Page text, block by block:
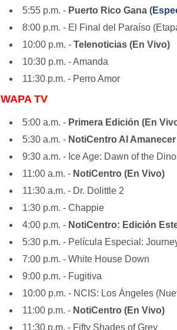
5:55 p.m. - Puerto Rico Gana (
8:00 p.m. - El Final del Paraíso
10:00 p.m. - Telenoticias (En Vivo)
10:30 p.m. - Amanda
11:30 p.m. - Perro Amor
WAPA TV
5:00 a.m. - Primera Edición (En
5:30 a.m. - NotiCentro Al
9:30 a.m. - Ice Age: Dawn of the
11:00 a.m. - NotiCentro (En Vivo)
11:30 a.m. - Dr. Dolittle 2
1:30 p.m. - Chappie
4:00 p.m. - NotiCentro: Edición
5:30 p.m. - Película Especial:
7:00 p.m. - White House Down
9:00 p.m. - Fugitiva
10:00 p.m. - NCIS: Los Ángeles
11:00 p.m. - NotiCentro (En Vivo)
11:30 p.m. - Fifty Shades of Grey